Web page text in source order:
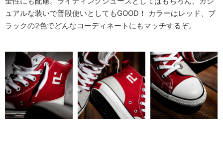
ュアルな装いで普段使いとしてもGOOD！ カラーはレッド、ブ
ラックの2色でどんなコーディネートにもマッチするぞ。